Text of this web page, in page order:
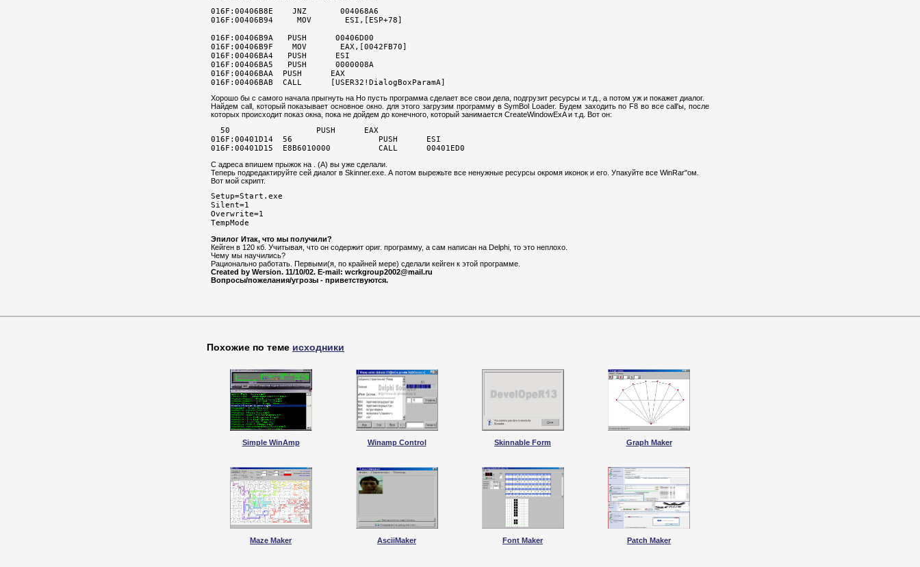
016F:00406B8E    JNZ       004068A6
016F:00406B9A   PUSH      00406D00
016F:00406B9F    MOV       EAX,[0042FB70]
016F:00406BA4   PUSH      ESI
016F:00406BA5   PUSH      0000008A
016F:00406BAA  PUSH      EAX
Хорошо бы с самого начала прыгнуть на Но пусть программа сделает все свои дела, подгрузит ресурсы и т.д., а потом уж и покажет диалог.
Найдем call, который показывает основное окно. для этого загрузим программу в SymBol Loader. Будем заходить по F8 во все call'ы, после
которых происходит показ окна, пока не дойдем до конечного, который занимается CreateWindowExA и т.д. Вот он:
  50                  PUSH      EAX
016F:00401D14  56                  PUSH      ESI
С адреса впишем прыжок на
. (A) вы уже сделали.
Теперь подредактируйте сей диалог в Skinner.exe. А потом вырежьте все ненужные ресурсы окромя иконок и его. Упакуйте все WinRar"ом.
Вот мой скрипт.
Setup=Start.exe
Silent=1
Overwrite=1
Эпилог Итак, что мы получили?
Кейген в 120 кб. Учитывая, что он содержит ориг. программу, а сам написан на Delphi, то это неплохо.
Чему мы научились?
Рационально работать. Первыми(я, по крайней мере) сделали кейген к этой программе.
Created by Wersion. 11/10/02. E-mail: wcrkgroup2002@mail.ru
Вопросы/пожелания/угрозы - приветствуются.
Похожие по теме исходники
Simple WinAmp Winamp Control Skinnable Form Graph Maker
Maze Maker AsciiMaker Font Maker Patch Maker